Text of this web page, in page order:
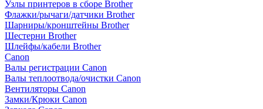
Узлы принтеров в сборе Brother
Флажки/рычаги/датчики Brother
Шарниры/кронштейны Brother
Шестерни Brother
Шлейфы/кабели Brother
Canon
Валы регистрации Canon
Валы теплоотвода/очистки Canon
Вентиляторы Canon
Замки/Крюки Canon